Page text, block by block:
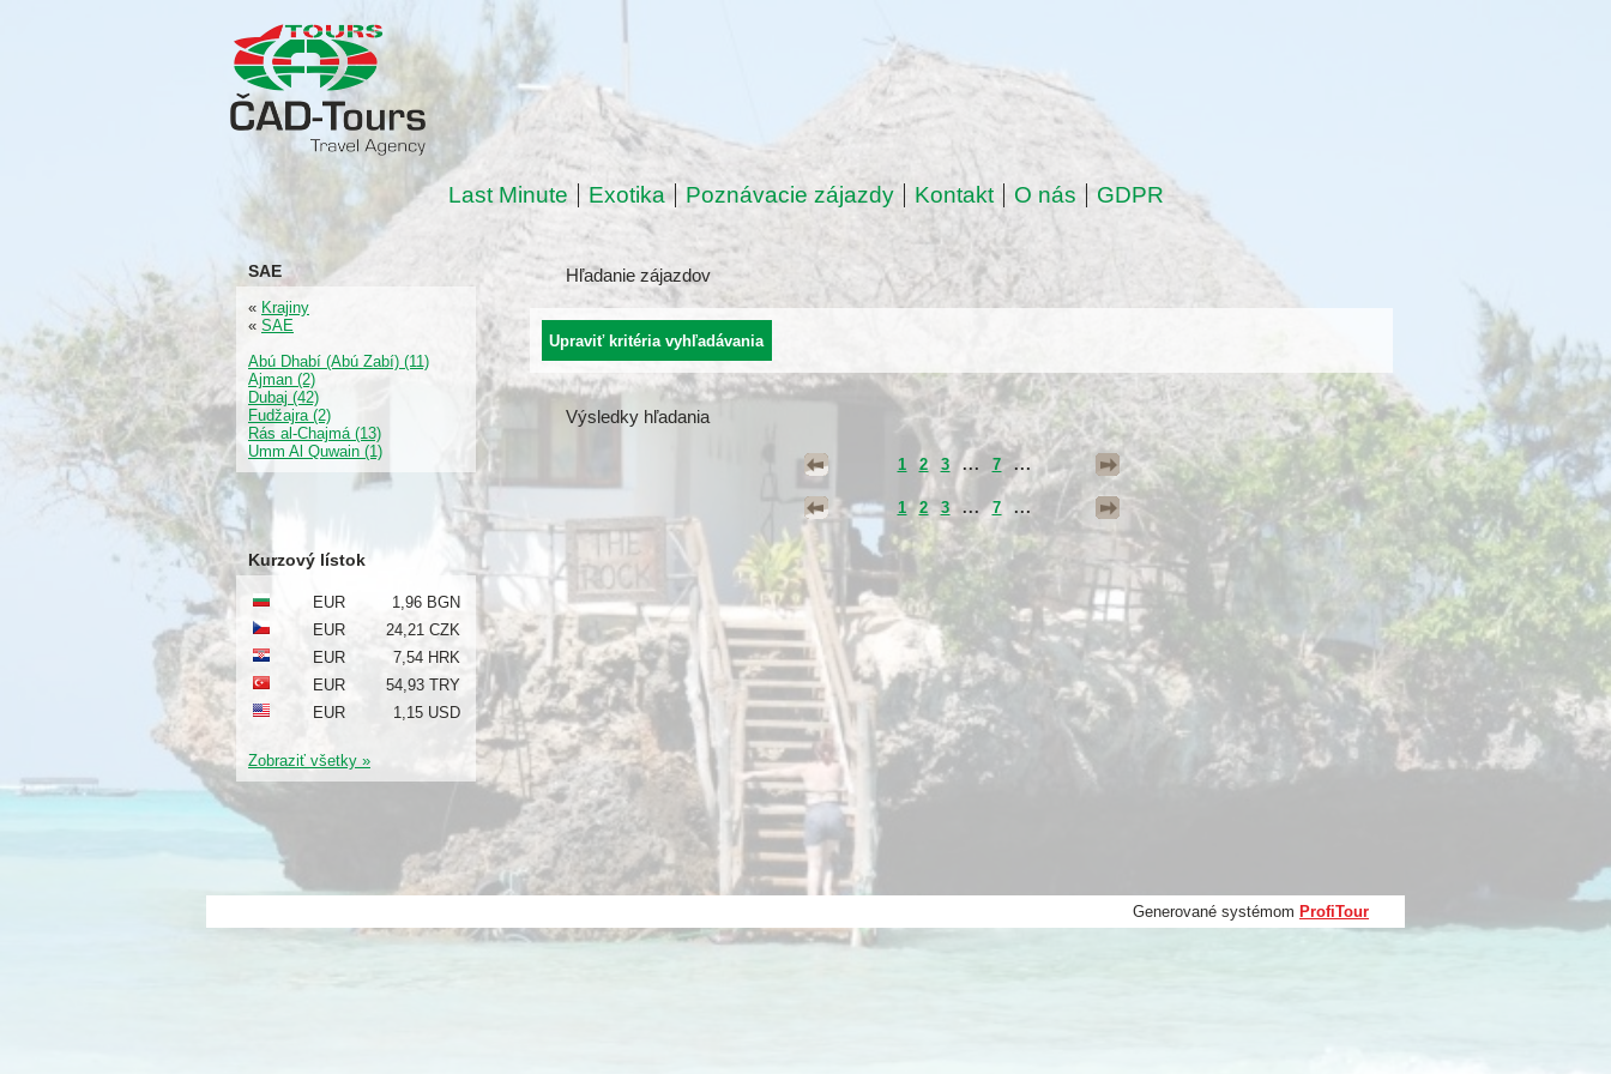
Last Minute Exotika Poznávacie zájazdy Kontakt O nás GDPR
Hľadanie zájazdov
Výsledky hľadania
1 2 3 ... 7...
1 2 3 ...7 ...
SAE
« Krajiny
« SAE
Abú Dhabí (Abú Zabí) (11)
Ajman (2)
Dubaj (42)
Fudžajra (2)
Rás al-Chajmá (13)
Umm Al Quwain (1)
Kurzový lístok
EUR
1,96 BGN
EUR
24,21 CZK
EUR
7,54 HRK
EUR
54,93 TRY
EUR
1,15 USD
Zobraziť všetky »
Generované systémom ProfiTour